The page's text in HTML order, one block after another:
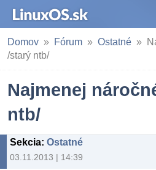
Domov Fórum Ostatné
/starý ntb/
Najmenej
ntb/
Sekcia: Ostatné
03.11.2013 | 14:39